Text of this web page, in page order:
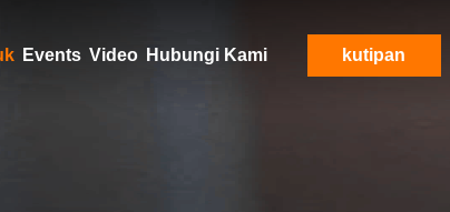
Events Video Hubungi Kami kutipan